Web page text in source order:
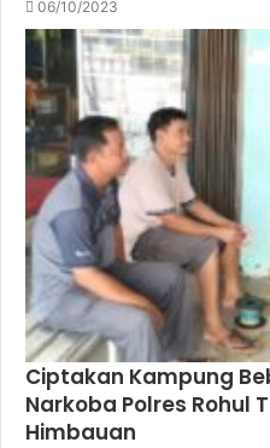
06/10/2023
Ciptakan Kampung
Narkoba Polres Rohul
Himbauan